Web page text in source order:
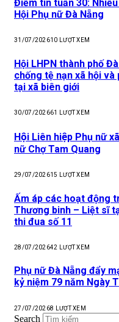
Điểm tin tuần 30:
Hội Phụ nữ Đà Nẵng
31/07/202610 LƯỢT XEM
Hội LHPN thành phố
chống tệ nạn xã hội
tại xã biên giới
30/07/202661 LƯỢT XEM
Hội Liên hiệp Phụ nữ
nữ Chợ Tam Quang
29/07/202615 LƯỢT XEM
Ấm áp các hoạt động
Thương binh – Liệt sĩ
thi đua số 11
28/07/202642 LƯỢT XEM
Phụ nữ Đà Nẵng đẩy
kỷ niệm 79 năm Ngày
27/07/20268 LƯỢT XEM
Search